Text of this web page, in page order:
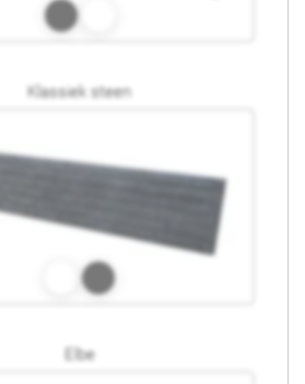
Klassiek steen
Elbe